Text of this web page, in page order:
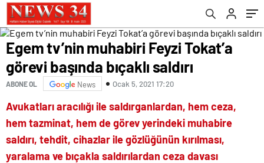
Egem tv’nin muhabiri Feyzi Tokat’a
görevi başında bıçaklı saldırı
ABONE OL News Ocak 5, 2021 17:20
Avukatları aracılığı ile saldırganlardan, hem ceza,
hem tazminat, hem de görev yerindeki muhabire
saldırı, tehdit, cihazlar ile gözlüğünün kırılması,
yaralama ve bıçakla saldırılardan ceza davası